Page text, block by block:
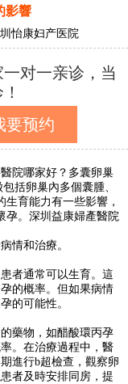
影響
怡康妇产医院
对一亲诊，当
要预约
院哪家好？多囊卵巢
括卵巢內多個囊腫、
生育能力有一些影響，
孕。深圳益康婦產醫院
情和治療。
者通常可以生育。這
的概率。但如果病情
的可能性。
藥物，如醋酸環丙孕
。在治療過程中，醫
進行b超檢查，觀察卵
者及時安排同房，提